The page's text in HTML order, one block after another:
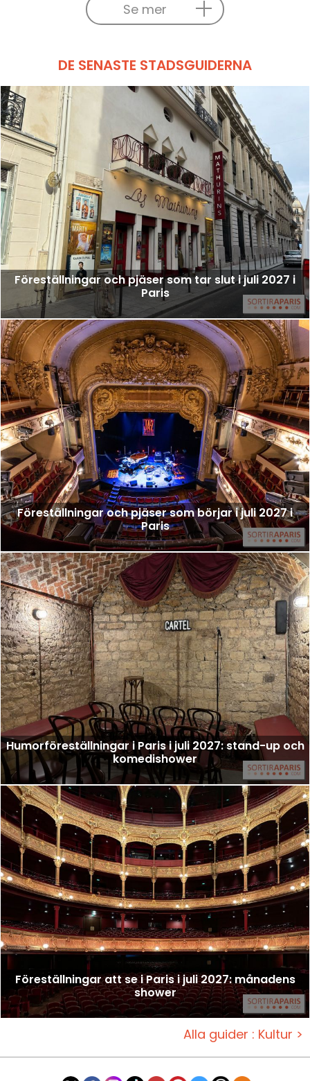
Se mer
DE SENASTE STADSGUIDERNA
Föreställningar och pjäser som tar slut i juli 2027 i
Paris
Föreställningar och pjäser som börjar i juli 2027 i
Paris
Humorföreställningar i Paris i juli 2027: stand-up och
komedishower
Föreställningar att se i Paris i juli 2027: månadens
shower
Alla guider : Kultur >